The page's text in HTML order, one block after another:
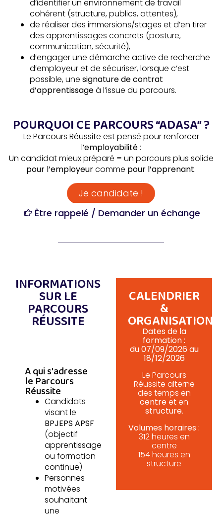
d’identifier un environnement de travail
cohérent (structure, publics, attentes),
de réaliser des immersions/stages et d’en tirer
des apprentissages concrets (posture,
communication, sécurité),
d’engager une démarche active de recherche
d’employeur et de sécuriser, lorsque c’est
possible, une signature de contrat
d’apprentissageà l’issue du parcours.
POURQUOI CE PARCOURS “ADASA” ?
Le Parcours Réussite est pensé pour renforcer
l’employabilité:
Un candidat mieux préparé = un parcours plus solide
pour l’employeurcomme pour l’apprenant.
Je candidate !
Être rappelé / Demander un échange
INFORMATIONS
SUR LE
PARCOURS
RÉUSSITE
A qui s'adresse
le Parcours
Réussite
Candidats
visant le
BPJEPS APSF
(objectif
apprentissage
ou formation
continue)
Personnes
motivées
souhaitant
une
CALENDRIER
&
ORGANISATION
Dates de la
formation :
du 07/09/2026 au
18/12/2026
Le Parcours
Réussite alterne
des temps en
centreet en
structure.
Volumes horaires :
312 heures en
centre
154 heures en
structure